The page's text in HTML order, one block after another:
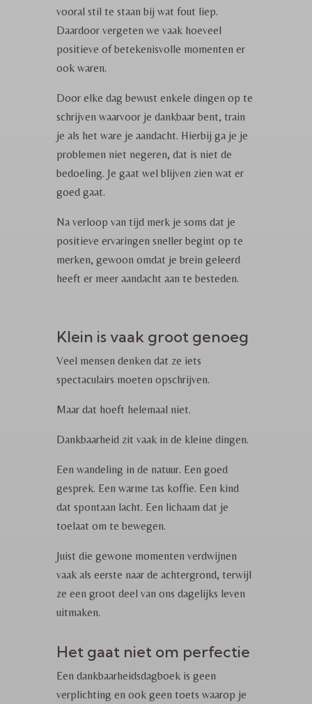
vooral stil te staan bij wat fout liep.
Daardoor vergeten we vaak hoeveel
positieve of betekenisvolle momenten er
ook waren.
Door elke dag bewust enkele dingen op te
schrijven waarvoor je dankbaar bent, train
je als het ware je aandacht. Hierbij ga je je
problemen niet negeren, dat is niet de
bedoeling. Je gaat wel blijven zien wat er
goed gaat.
Na verloop van tijd merk je soms dat je
positieve ervaringen sneller begint op te
merken, gewoon omdat je brein geleerd
heeft er meer aandacht aan te besteden.
Klein is vaak groot genoeg
Veel mensen denken dat ze iets
spectaculairs moeten opschrijven.
Maar dat hoeft helemaal niet.
Dankbaarheid zit vaak in de kleine dingen.
Een wandeling in de natuur. Een goed
gesprek. Een warme tas koffie. Een kind
dat spontaan lacht. Een lichaam dat je
toelaat om te bewegen.
Juist die gewone momenten verdwijnen
vaak als eerste naar de achtergrond, terwijl
ze een groot deel van ons dagelijks leven
uitmaken.
Het gaat niet om perfectie
Een dankbaarheidsdagboek is geen
verplichting en ook geen toets waarop je